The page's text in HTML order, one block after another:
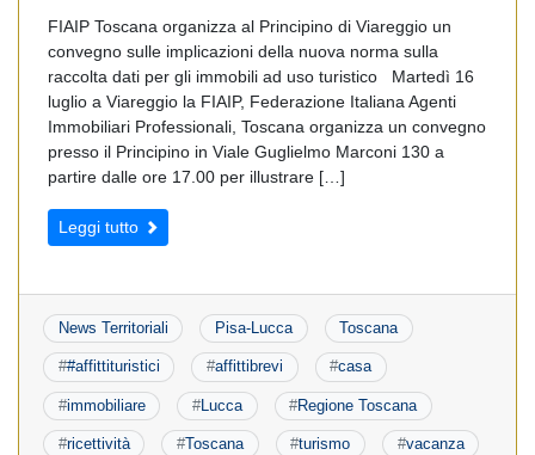
FIAIP Toscana organizza al Principino di Viareggio un
convegno sulle implicazioni della nuova norma sulla
raccolta dati per gli immobili ad uso turistico Martedì 16
luglio a Viareggio la FIAIP, Federazione Italiana Agenti
Immobiliari Professionali, Toscana organizza un convegno
presso il Principino in Viale Guglielmo Marconi 130 a
partire dalle ore 17.00 per illustrare […]
Leggi tutto
News Territoriali Pisa-Lucca Toscana
##affittituristici #affittibrevi #casa
#immobiliare #Lucca #Regione Toscana
#ricettività #Toscana #turismo #vacanza